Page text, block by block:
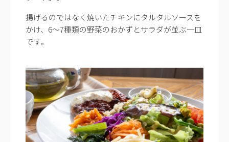
揚げるのではなく焼いたチキンにタルタルソースを
かけ、6〜7種類の野菜のおかずとサラダが並ぶ一皿
です。